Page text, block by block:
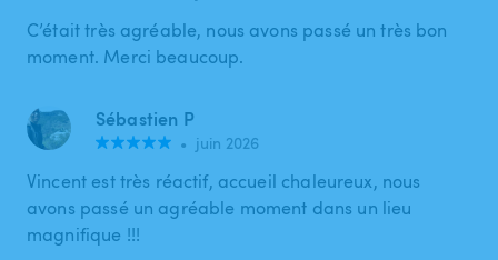
C’était très agréable, nous avons passé un très bon
moment. Merci beaucoup.
Sébastien P
• juin 2026
Vincent est très réactif, accueil chaleureux, nous
avons passé un agréable moment dans un lieu
magnifique !!!